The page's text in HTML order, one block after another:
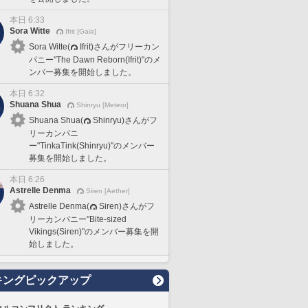
本日 6:33
Sora Witte
Ifrit [Gaia]
Sora Witte(
Ifrit)さんがフリーカン
パニー"The Dawn Reborn(Ifrit)"のメ
ンバー募集を開始しました。
本日 6:32
Shuana Shua
Shinryu [Meteor]
Shuana Shua(
Shinryu)さんがフ
リーカンパニ
ー"TinkaTink(Shinryu)"のメンバー
募集を開始しました。
本日 6:26
Astrelle Denma
Siren [Aether]
Astrelle Denma(
Siren)さんがフ
リーカンパニー"Bite-sized
Vikings(Siren)"のメンバー募集を開
始しました。
ングピックアップ